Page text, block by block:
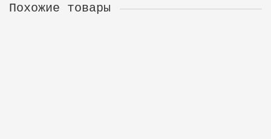
Похожие товары